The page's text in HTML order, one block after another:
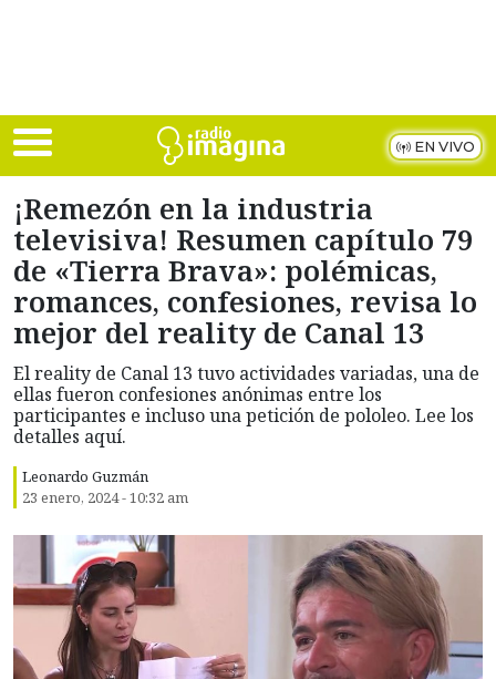
EN VIVO
¡Remezón en la industria
televisiva! Resumen capítulo 79
de «Tierra Brava»: polémicas,
romances, confesiones, revisa lo
mejor del reality de Canal 13
El reality de Canal 13 tuvo actividades variadas, una de
ellas fueron confesiones anónimas entre los
participantes e incluso una petición de pololeo. Lee los
detalles aquí.
Leonardo Guzmán
23 enero, 2024 - 10:32 am